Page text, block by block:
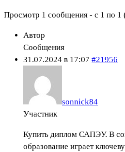
Просмотр 1 сообщения - с 1 по 1
Автор
Сообщения
31.07.2024 в 17:07 #21956
sonnick84
Участник
Купить диплом САПЭУ. В
образование играет